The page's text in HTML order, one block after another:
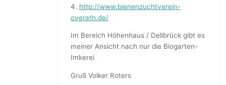
4. http://www.bienenzuchtverein-
overath.de/
Im Bereich Höhenhaus / Dellbrück gibt es
meiner Ansicht nach nur die Biogarten-
Imkerei
Gruß Volker Roters